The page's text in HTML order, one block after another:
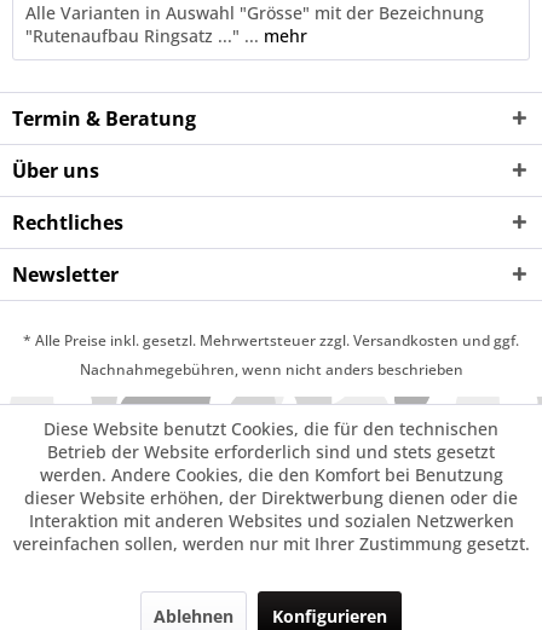
Alle Varianten in Auswahl "Grösse" mit der Bezeichnung
"Rutenaufbau Ringsatz ..." ... mehr
Termin & Beratung
Über uns
Rechtliches
Newsletter
* Alle Preise inkl. gesetzl. Mehrwertsteuer zzgl. Versandkosten und ggf.
Nachnahmegebühren, wenn nicht anders beschrieben
Diese Website benutzt Cookies, die für den technischen
Betrieb der Website erforderlich sind und stets gesetzt
werden. Andere Cookies, die den Komfort bei Benutzung
dieser Website erhöhen, der Direktwerbung dienen oder die
Interaktion mit anderen Websites und sozialen Netzwerken
vereinfachen sollen, werden nur mit Ihrer Zustimmung gesetzt.
Ablehnen Konfigurieren